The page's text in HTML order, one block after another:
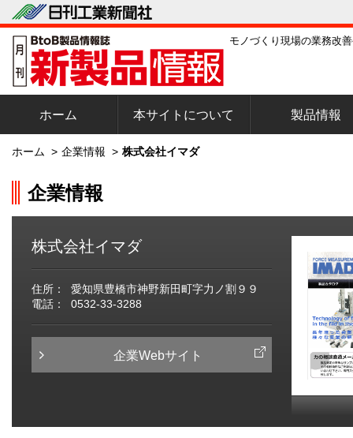
モノづくり現場の業務改
ホーム 本サイトについて 製品情報
ホーム > 企業情報 > 株式会社イマダ
企業情報
株式会社イマダ
住所：
愛知県豊橋市神野新田町字力ノ割９９
電話：
0532-33-3288
企業Webサイト